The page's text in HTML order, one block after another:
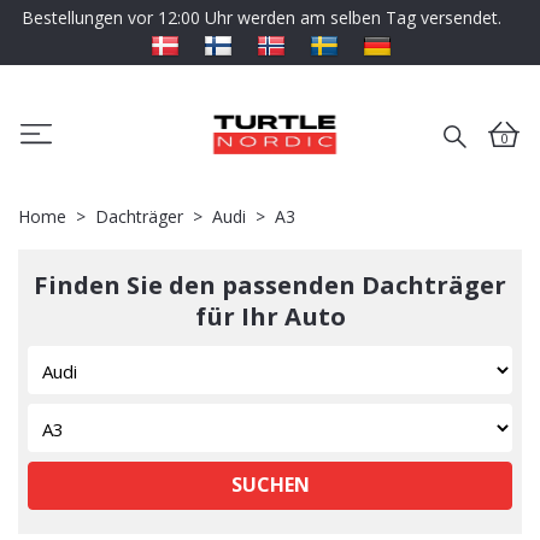
Bestellungen vor 12:00 Uhr werden am selben Tag versendet.
0
Home Dachträger Audi A3
Finden Sie den passenden Dachträger
für Ihr Auto
SUCHEN